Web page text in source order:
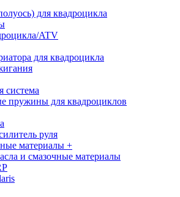
для квадроцикла
ATV
для квадроцикла
система
пружины для квадроциклов
руля
материалы +
и смазочные материалы